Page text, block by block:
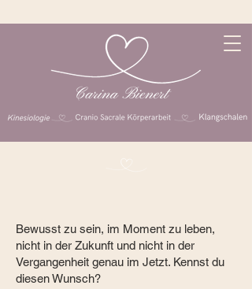
Bewusst zu sein, im Moment zu leben,
nicht in der Zukunft und nicht in der
Vergangenheit genau im Jetzt. Kennst du
diesen Wunsch?